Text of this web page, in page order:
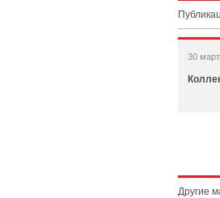
30
Другие